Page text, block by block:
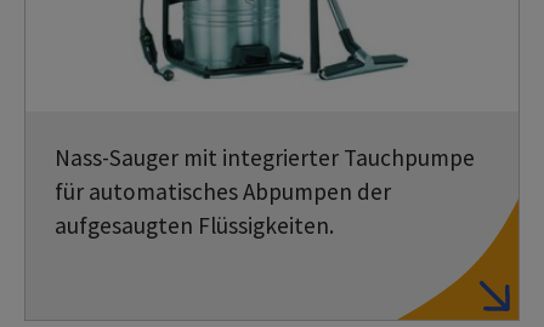
Nass-Sauger mit integrierter Tauchpumpe
für automatisches Abpumpen der
aufgesaugten Flüssigkeiten.